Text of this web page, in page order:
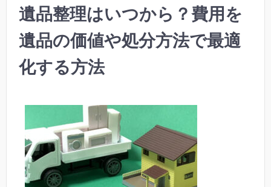
遺品整理はいつから？費用を
遺品の価値や処分方法で最適
化する方法